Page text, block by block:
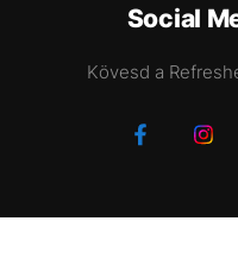
Social
Kövesd a